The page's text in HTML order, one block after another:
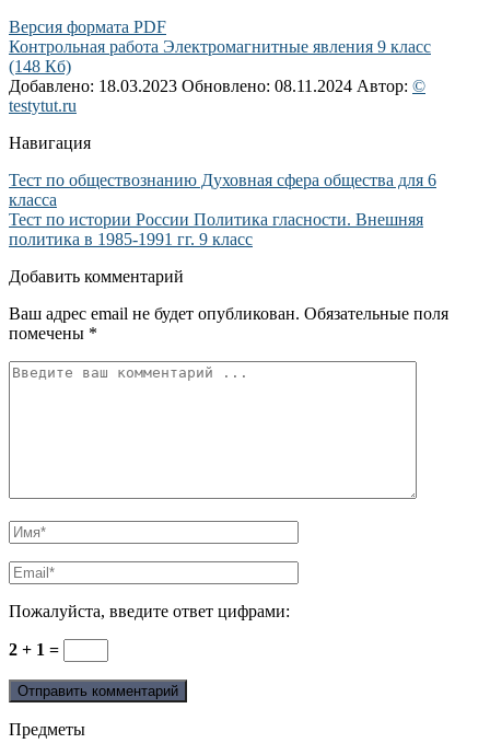
Версия формата PDF
Контрольная работа Электромагнитные явления 9 класс
(148 Кб)
Добавлено: 18.03.2023 Обновлено: 08.11.2024 Автор: ©
testytut.ru
Навигация
Тест по обществознанию Духовная сфера общества для 6
класса
Тест по истории России Политика гласности. Внешняя
политика в 1985-1991 гг. 9 класс
Добавить комментарий
Ваш адрес email не будет опубликован. Обязательные поля
помечены *
Пожалуйста, введите ответ цифрами:
2 + 1 =
Предметы